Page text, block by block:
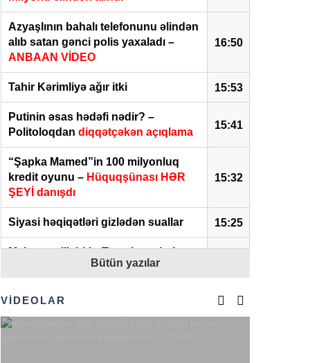
16:50
Azyaşlının bahalı telefonunu əlindən
alıb satan gənci polis yaxaladı –
ANBAAN VİDEO
15:53
Tahir Kərimliyə ağır itki
15:41
Putinin əsas hədəfi nədir? –
Politoloqdan diqqətçəkən açıqlama
15:32
“Şapka Mamed”in 100 milyonluq
kredit oyunu – Hüquqşünası HƏR
ŞEYİ danışdı
15:25
Siyasi həqiqətləri gizlədən suallar
Məhərrəmlik bitir: Toy qiymətləri
Şadlıq saraylarında
14:36
geri çağırılıb –
Bütün yazılar
VİDEOLAR